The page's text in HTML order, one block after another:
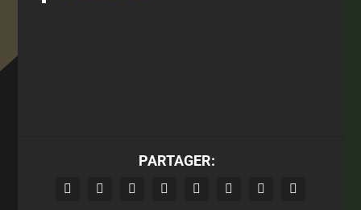
PARTAGER: